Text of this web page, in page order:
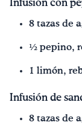
Infusión con
8 tazas de
½ pepino,
1 limón,
Infusión de
8 tazas de